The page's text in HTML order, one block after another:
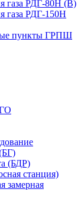
газа РДГ-80Н (В)
газа РДГ-150Н
пункты ГРПШ
(БДР)
станция)
замерная